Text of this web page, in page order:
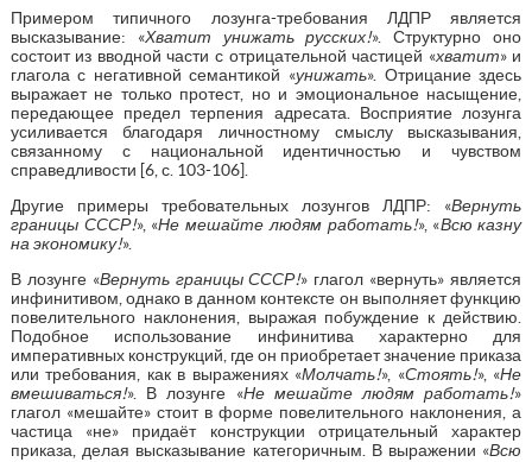
Примером типичного лозунга-требования ЛДПР является
высказывание: «Хватит унижать русских!». Структурно оно
состоит из вводной части с отрицательной частицей «хватит» и
глагола с негативной семантикой «унижать». Отрицание здесь
выражает не только протест, но и эмоциональное насыщение,
передающее предел терпения адресата. Восприятие лозунга
усиливается благодаря личностному смыслу высказывания,
связанному с национальной идентичностью и чувством
справедливости [6, с. 103-106].
Другие примеры требовательных лозунгов ЛДПР: «Вернуть
границы СССР!», «Не мешайте людям работать!», «Всю казну
на экономику!».
В лозунге «Вернуть границы СССР!» глагол «вернуть» является
инфинитивом, однако в данном контексте он выполняет функцию
повелительного наклонения, выражая побуждение к действию.
Подобное использование инфинитива характерно для
императивных конструкций, где он приобретает значение приказа
или требования, как в выражениях «Молчать!», «Стоять!», «Не
вмешиваться!». В лозунге «Не мешайте людям работать!»
глагол «мешайте» стоит в форме повелительного наклонения, а
частица «не» придаёт конструкции отрицательный характер
приказа, делая высказывание категоричным. В выражении «Всю